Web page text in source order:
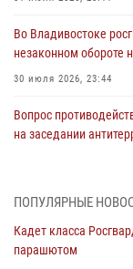
Во Владивостоке
незаконном обороте
30 июля 2026, 23:44
Вопрос
на заседании
Во Владивостоке во
ПОПУЛЯРНЫЕ
Кадет класса
парашютом